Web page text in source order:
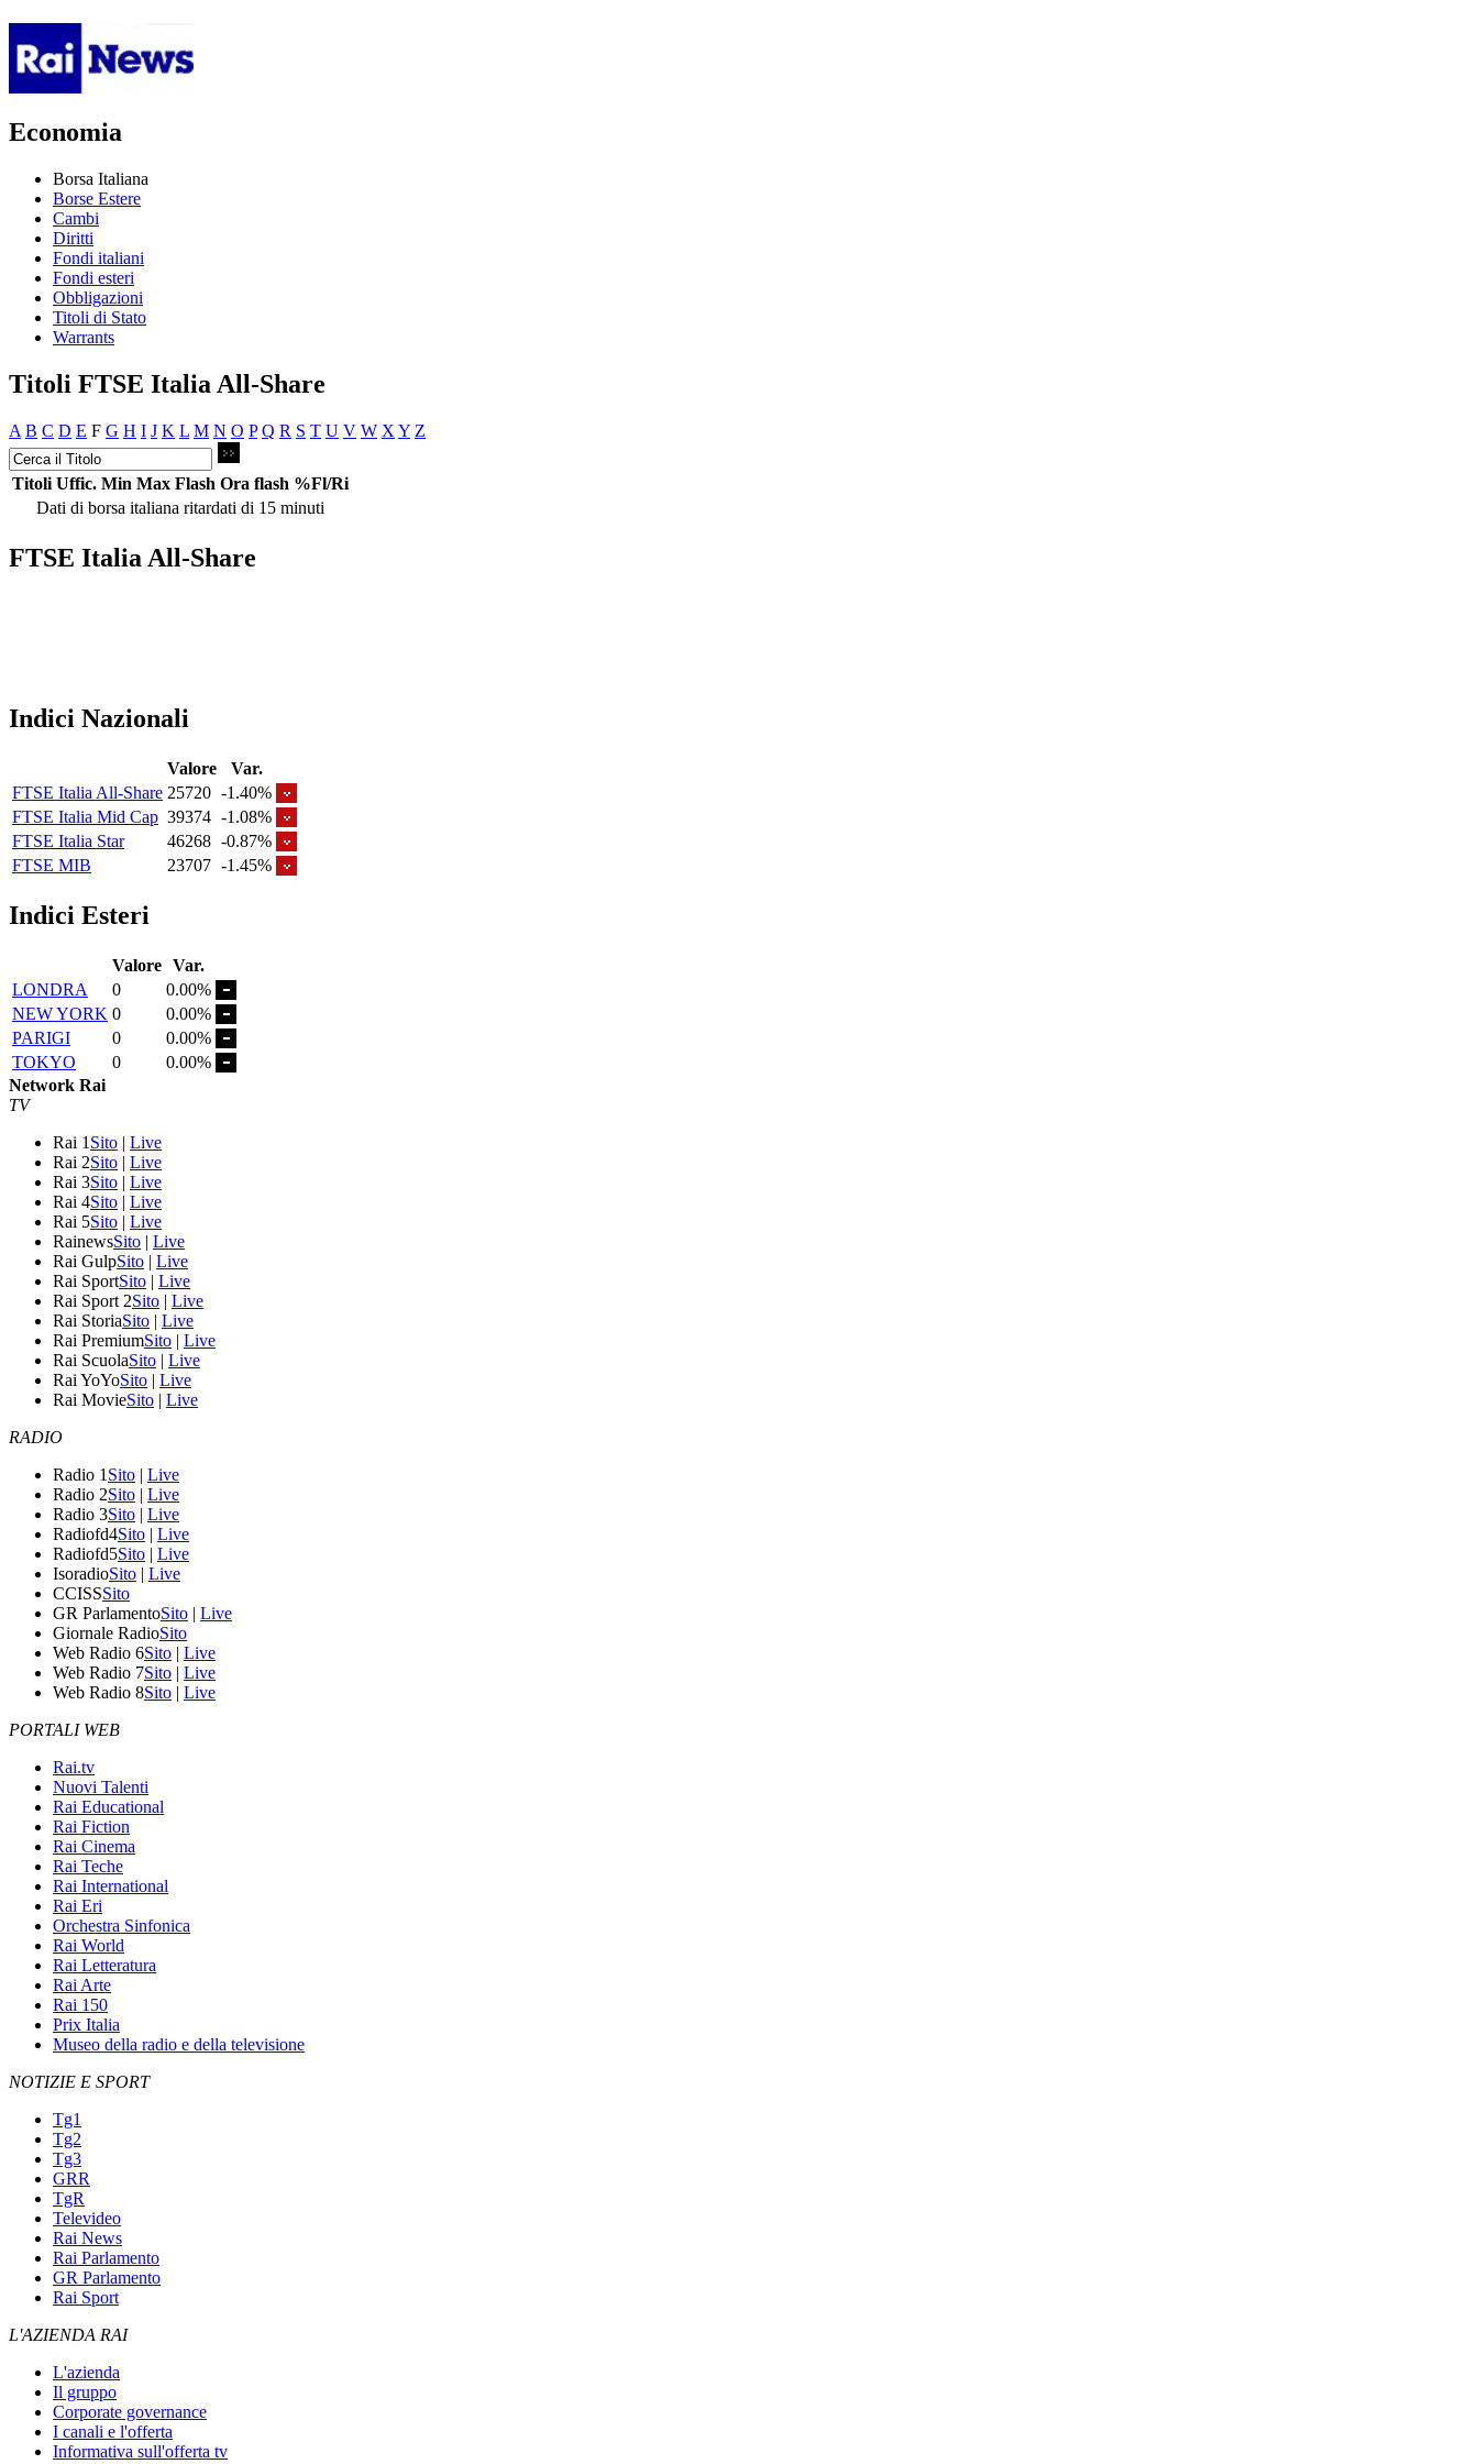
Economia
Borsa Italiana
Borse Estere
Cambi
Diritti
Fondi italiani
Fondi esteri
Obbligazioni
Titoli di Stato
Warrants
Titoli FTSE Italia All-Share
A B C D E F G H I J K L M N O P Q R S T U V W X Y Z
Titoli Uffic. Min Max Flash Ora flash %Fl/Ri
Dati di borsa italiana ritardati di 15 minuti
FTSE Italia All-Share
Indici Nazionali
Valore
Var.
FTSE Italia All-Share 25720 -1.40%
FTSE Italia Mid Cap 39374 -1.08%
FTSE Italia Star
46268 -0.87%
FTSE MIB
23707 -1.45%
Indici Esteri
Valore Var.
LONDRA
0
0.00%
NEW YORK 0
0.00%
PARIGI
0
0.00%
TOKYO
0
0.00%
Network Rai
TV
Rai 1 Sito | Live
Rai 2Sito | Live
Rai 3Sito | Live
Rai 4Sito | Live
Rai 5Sito | Live
RainewsSito | Live
Rai GulpSito | Live
Rai SportSito | Live
Rai Sport 2Sito | Live
Rai StoriaSito | Live
Rai PremiumSito | Live
Rai ScuolaSito | Live
Rai YoYoSito | Live
Rai MovieSito | Live
RADIO
Radio 1 Sito | Live
Radio 2Sito | Live
Radio 3Sito | Live
Radiofd4Sito | Live
Radiofd5Sito | Live
IsoradioSito | Live
CCISSSito
GR ParlamentoSito | Live
Giornale RadioSito
Web Radio 6Sito | Live
Web Radio 7Sito | Live
Web Radio 8Sito | Live
PORTALI WEB
Rai.tv
Nuovi Talenti
Rai Educational
Rai Fiction
Rai Cinema
Rai Teche
Rai International
Rai Eri
Orchestra Sinfonica
Rai World
Rai Letteratura
Rai Arte
Rai 150
Prix Italia
Museo della radio e della televisione
NOTIZIE E SPORT
Tg1
Tg2
Tg3
GRR
TgR
Televideo
Rai News
Rai Parlamento
GR Parlamento
Rai Sport
L'AZIENDA RAI
L'azienda
Il gruppo
Corporate governance
I canali e l'offerta
Informativa sull'offerta tv